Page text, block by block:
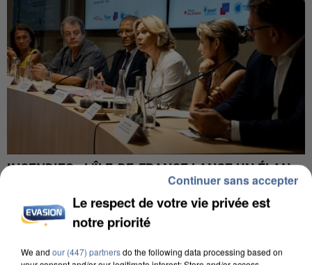
INCENDIES : L’ÎLE-DE-FRANCE LANCE UN ÉLAN
DE SOLIDARITÉ AVEC LES...
Le respect de votre vie privée est
notre priorité
We and our (447) partnersdo the following data processing based on
Continuer sans accepter